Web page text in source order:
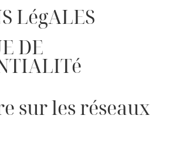
LégALES
DE
sur les réseaux